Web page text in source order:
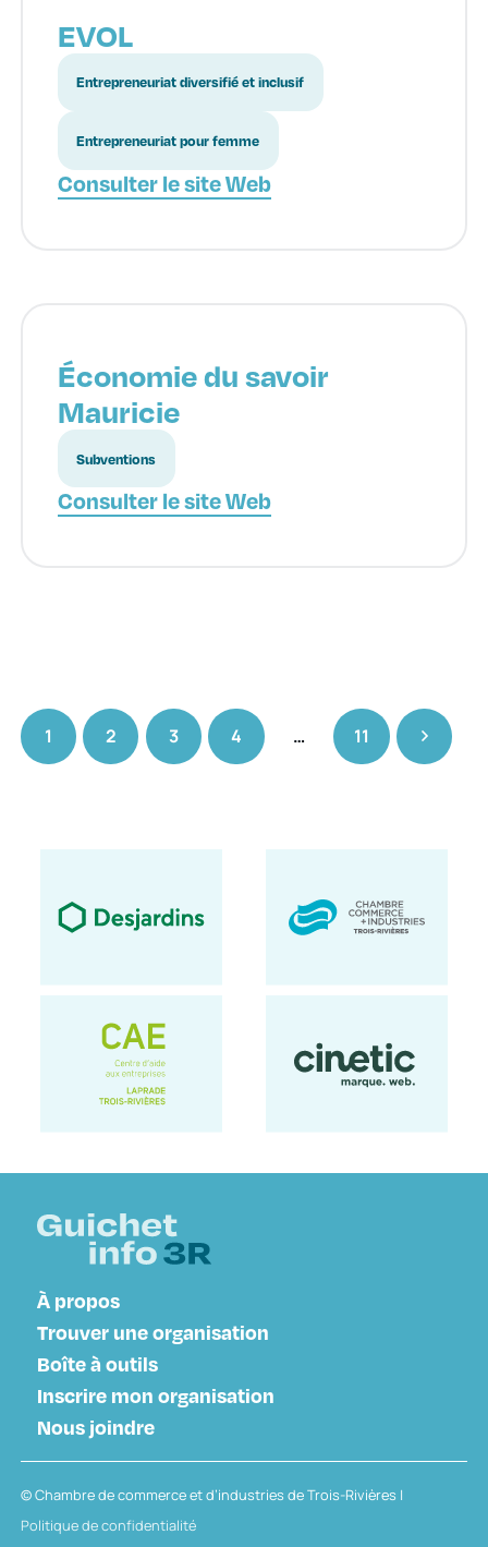
EVOL
Entrepreneuriat diversifié et inclusif
Entrepreneuriat pour femme
Consulter le site Web
Économie du savoir
Mauricie
Subventions
Consulter le site Web
1 2 3 4 … 11
À propos
Trouver une organisation
Boîte à outils
Inscrire mon organisation
Nous joindre
© Chambre de commerce et d’industries de Trois-Rivières |
Politique de confidentialité